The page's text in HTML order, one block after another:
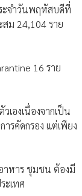
ะจำวันพฤหัสบดีที่
ม 24,104 ราย
16 ราย
องเนื่องจากเป็น
รคัดกรอง แต่เพียง
าหาร ชุมชน ต้องมี
ะเทศ